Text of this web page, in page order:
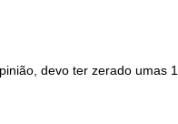
devo ter zerado umas